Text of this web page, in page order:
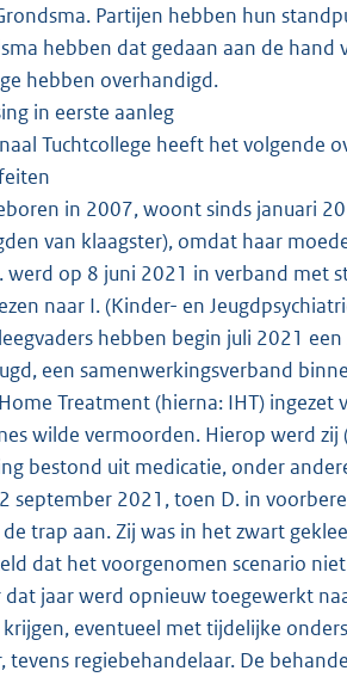
Partijen hebben hun
hebben dat gedaan aan de
hebben overhandigd.
in eerste aanleg
Tuchtcollege heeft het volgende
in 2007, woont sinds januari
van klaagster), omdat haar
werd op 8 juni 2021 in verband met
naar I. (Kinder- en
hebben begin juli 2021
een samenwerkingsverband
Treatment (hierna: IHT) ingezet
wilde vermoorden. Hierop werd
bestond uit medicatie, onder
september 2021, toen D. in
trap aan. Zij was in het zwart
dat het voorgenomen scenario
jaar werd opnieuw toegewerkt
krijgen, eventueel met tijdelijke
tevens regiebehandelaar. De